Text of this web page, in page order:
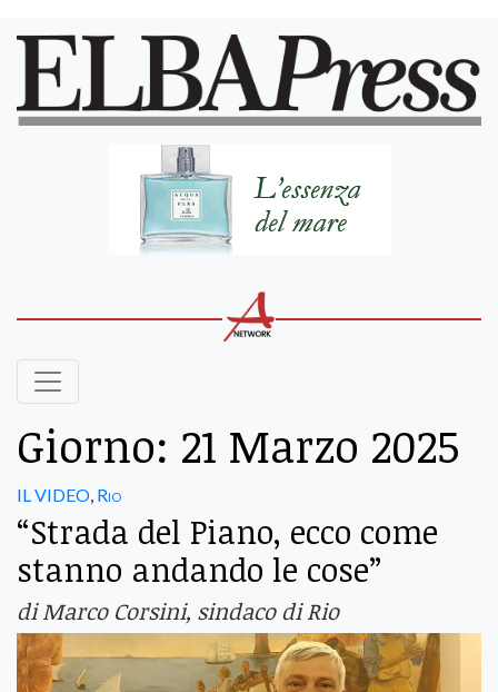
Giorno: 21 Marzo 2025
IL VIDEO, Rio
“Strada del Piano, ecco come
stanno andando le cose”
di Marco Corsini, sindaco di Rio